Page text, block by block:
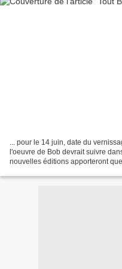
... pour le 14 juin, date du
l'oeuvre de Bob devrait suivre
nouvelles éditions apporteront